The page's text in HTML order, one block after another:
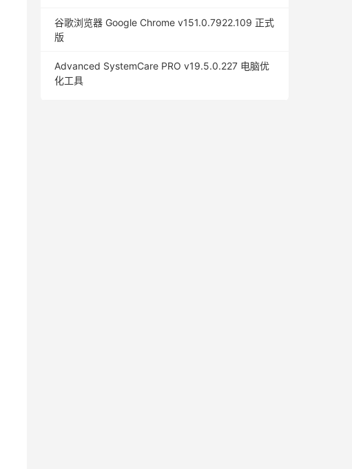
谷歌浏览器 Google Chrome v151.0.7922.109 正式
版
Advanced SystemCare PRO v19.5.0.227 电脑优
化工具